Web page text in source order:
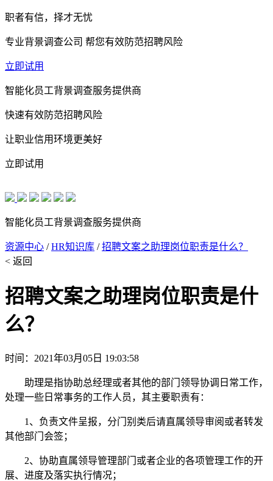
职者有信，择才无忧
专业背景调查公司 帮您有效防范招聘风险
立即试用
智能化员工背景调查服务提供商
快速有效防范招聘风险
让职业信用环境更美好
立即试用
智能化员工背景调查服务提供商
资源中心 /HR知识库 /招聘文案之助理岗位职责是什么？
< 返回
招聘文案之助理岗位职责是什
么？
时间：2021年03月05日 19:03:58
助理是指协助总经理或者其他的部门领导协调日常工作，
处理一些日常事务的工作人员，其主要职责有：
1、负责文件呈报，分门别类后请直属领导审阅或者转发
其他部门会签；
2、协助直属领导管理部门或者企业的各项管理工作的开
展、进度及落实执行情况；